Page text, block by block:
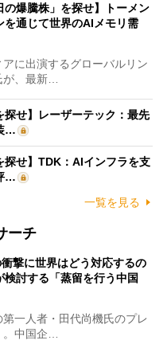
の爆騰株」を探せ】トーメン
を通じて世界のAIメモリ需
に出演するグローバルリン
、最新…
探せ】レーザーテック：最先
…
探せ】TDK：AIインフラを支
…
一覧を見る
ーチ
撃に世界はどう対応するの
討する「蒸留を行う中国
一人者・田代尚機氏のプレ
中国企…